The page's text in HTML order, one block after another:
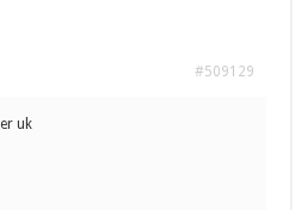
#509129
uk